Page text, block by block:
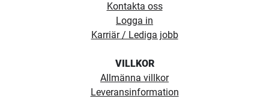
Kontakta oss
Logga in
Karriär / Lediga jobb
VILLKOR
Allmänna villkor
Leveransinformation